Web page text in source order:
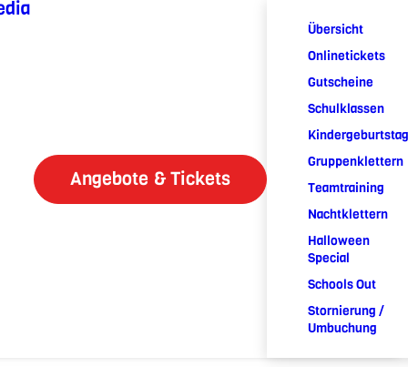
Angebote & Tickets
Übersicht
Onlinetickets
Gutscheine
Schulklassen
Kindergeburtstag
Gruppenklettern
Teamtraining
Nachtklettern
Halloween
Special
Schools Out
Stornierung /
Umbuchung